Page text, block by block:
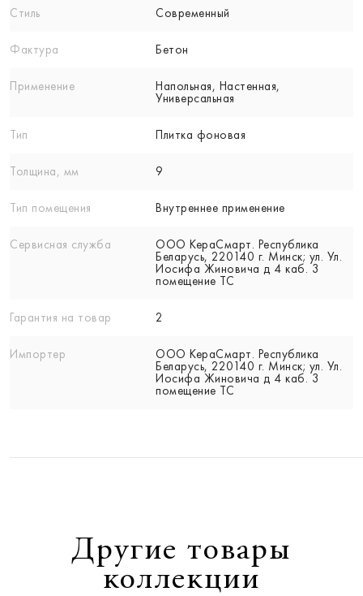
Стиль Современный
Фактура Бетон
Применение
Напольная, Настенная,
Универсальная
Тип Плитка фоновая
Толщина, мм 9
Тип помещения Внутреннее применение
Сервисная служба
ООО КераСмарт. Республика
Беларусь, 220140 г. Минск; ул. Ул.
Иосифа Жиновича д 4 каб. 3
помещение ТС
Гарантия на товар 2
Импортер
ООО КераСмарт. Республика
Беларусь, 220140 г. Минск; ул. Ул.
Иосифа Жиновича д 4 каб. 3
помещение ТС
Другие товары
коллекции